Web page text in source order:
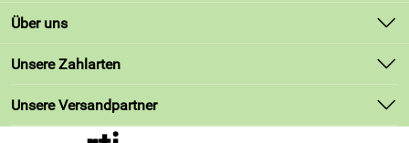
Haut-Einschnürung
Hersteller: Patrick Teamsport, Belgien 9700 Oudenaarde
Kontakt
Kundenlogin
Über uns
Unsere Bestseller
Neu
Unsere Zahlarten
Unsere Versandpartner